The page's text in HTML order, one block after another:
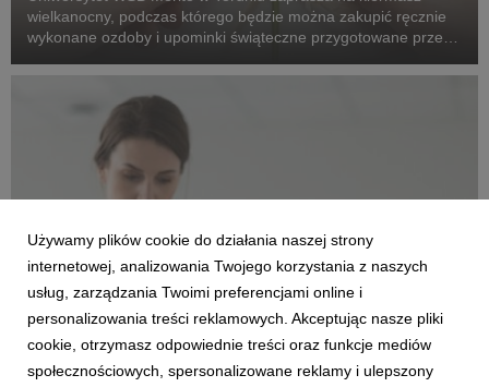
wielkanocny, podczas którego będzie można zakupić ręcznie
wykonane ozdoby i upominki świąteczne przygotowane przez
Torunia, Kowalewa Pomorskiego i Sławkowa.
TORUŃ
Holistyczna kosmetologia – zdrowie i piękno
w praktyce na Uniwersytecie WSB Merito w
Używamy plików cookie do działania naszej strony
internetowej, analizowania Twojego korzystania z naszych
usług, zarządzania Twoimi preferencjami online i
personalizowania treści reklamowych. Akceptując nasze pliki
cookie, otrzymasz odpowiednie treści oraz funkcje mediów
społecznościowych, spersonalizowane reklamy i ulepszony